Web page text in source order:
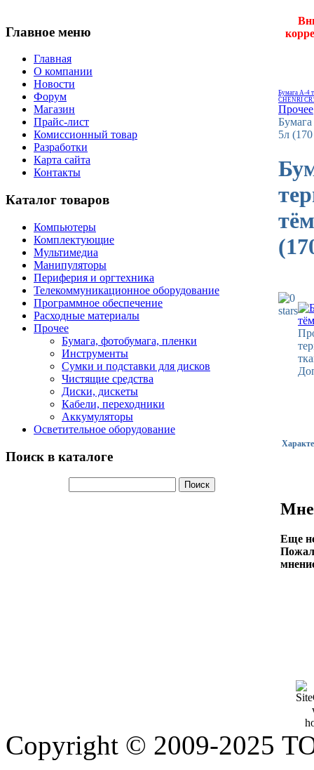
Главное меню
Главная
О компании
Новости
Форум
Магазин
Прайс-лист
Комиссионный товар
Разработки
Карта сайта
Контакты
Каталог товаров
Компьютеры
Комплектующие
Мультимедиа
Манипуляторы
Периферия и оргтехника
Телекоммуникационное оборудование
Программное обеспечение
Расходные материалы
Прочее
Бумага, фотобумага, пленки
Инструменты
Сумки и подставки для дисков
Чистящие средства
Диски, дискеты
Кабели, переходники
Аккумуляторы
Осветительное оборудование
Поиск в каталоге
Бумага А-4
CHENRI
Прочее
5л
Еще
Copyright © 2009-2025